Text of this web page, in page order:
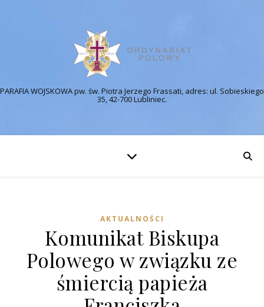
PARAFIA WOJSKOWA pw. św. Piotra Jerzego Frassati, adres: ul. Sobieskiego
35, 42-700 Lubliniec.
AKTUALNOŚCI
Komunikat Biskupa
Polowego w związku ze
śmiercią papieża